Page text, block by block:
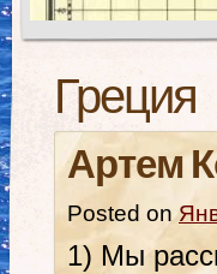
Греция
Артем
Posted on
1) Мы